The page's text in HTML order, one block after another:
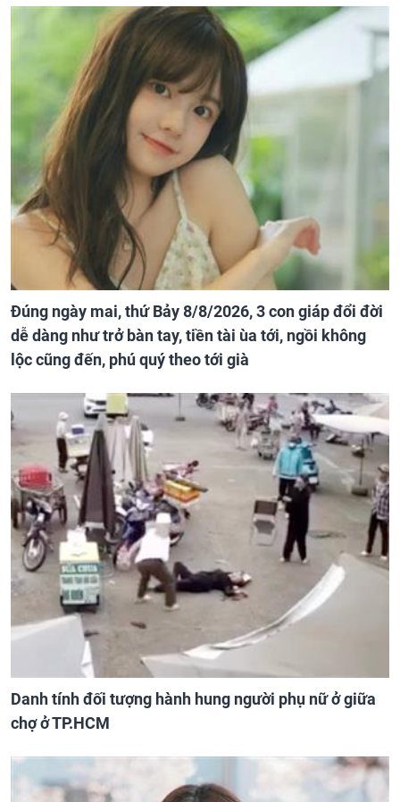
Đúng ngày mai, thứ Bảy 8/8/2026, 3 con giáp đổi đời
dễ dàng như trở bàn tay, tiền tài ùa tới, ngồi không
lộc cũng đến, phú quý theo tới già
Danh tính đối tượng hành hung người phụ nữ ở giữa
chợ ở TP.HCM